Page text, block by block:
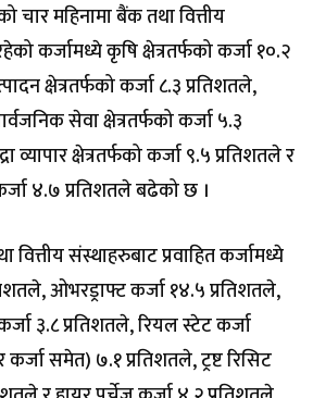
चार महिनामा बैंक तथा वित्तीय
कर्जामध्ये कृषि क्षेत्रतर्फको कर्जा १०.२
क्षेत्रतर्फको कर्जा ८.३ प्रतिशतले,
सेवा क्षेत्रतर्फको कर्जा ५.३
व्यापार क्षेत्रतर्फको कर्जा ९.५ प्रतिशतले र
४.७ प्रतिशतले बढेको छ ।
वित्तीय संस्थाहरुबाट प्रवाहित कर्जामध्ये
ओभरड्राफ्ट कर्जा १४.५ प्रतिशतले,
३.८ प्रतिशतले, रियल स्टेट कर्जा
समेत) ७.१ प्रतिशतले, ट्रष्ट रिसिट